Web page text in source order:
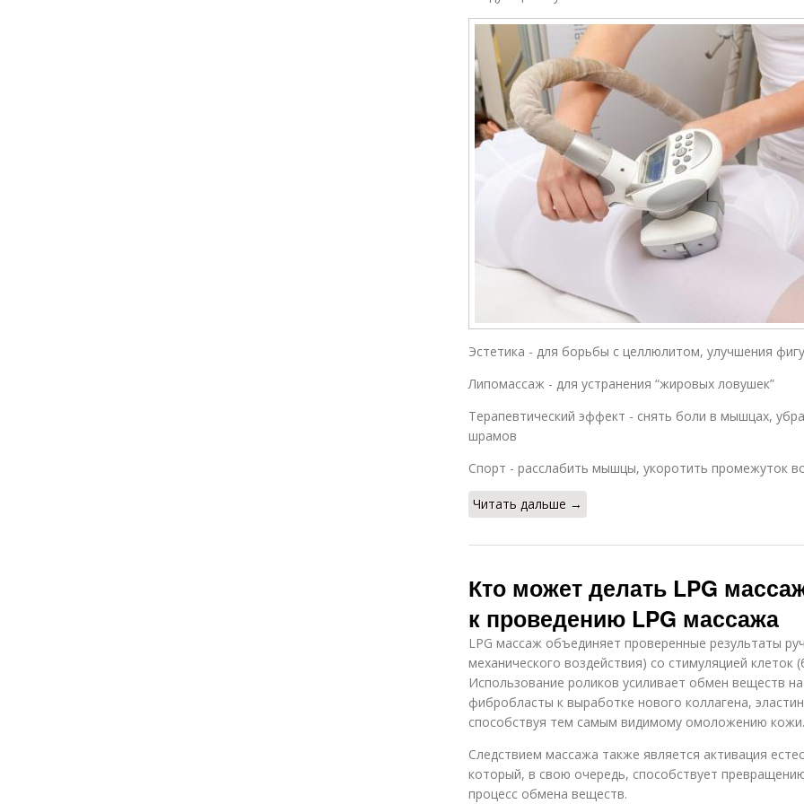
Эстетика - для борьбы с целлюлитом, улучшения
Липомассаж - для устранения “жировых ловушек”
Терапевтический эффект - снять боли в мышцах,
шрамов
Спорт - расслабить мышцы, укоротить промежуток
Читать дальше →
Кто может делать LPG
к проведению LPG массажа
LPG массаж объединяет проверенные результаты
механического воздействия) со стимуляцией клеток
Использование роликов усиливает обмен веществ
фибробласты к выработке нового коллагена,
способствуя тем самым видимому омоложению кожи.
Следствием массажа также является активация
который, в свою очередь, способствует
процесс обмена веществ.